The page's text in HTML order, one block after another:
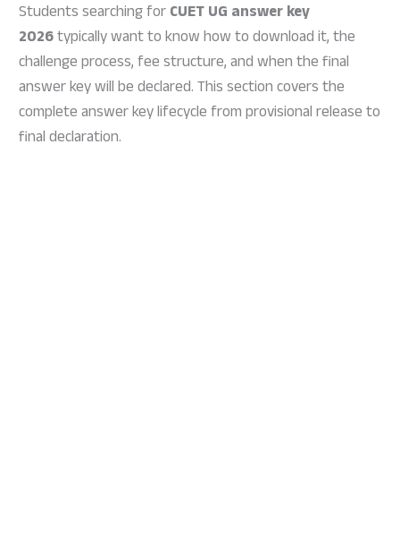
Students searching forCUET UG answer key
2026typically want to know how to download it, the
challenge process, fee structure, and when the final
answer key will be declared. This section covers the
complete answer key lifecycle from provisional release to
final declaration.